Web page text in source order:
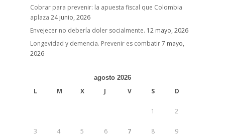
Cobrar para prevenir: la apuesta fiscal que Colombia
aplaza 24 junio, 2026
Envejecer no debería doler socialmente. 12 mayo, 2026
Longevidad y demencia. Prevenir es combatir7 mayo,
2026
agosto 2026
L M X J V S D
1 2
3 4 5 6 7 8 9